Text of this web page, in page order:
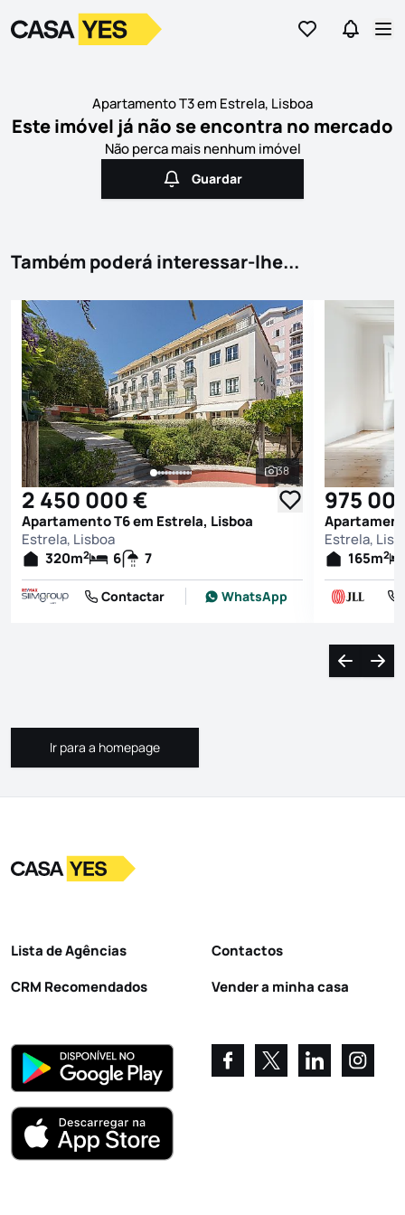
Ir para osIr para
LogoIr para a homepage
Apartamento T3 em Estrela, Lisboa
Este imóvel já não se encontra no mercado
Não perca mais nenhum imóvel
Guardar
Guardar
Também poderá interessar-lhe...
Ver todas as
38
2 450 000 €
Apartamento T6 em Estrela, Lisboa
Estrela, Lisboa
320m2 6 7
Contactar WhatsApp
975
Estrela,
165m2
Ir para a homepage
Ir para a homepage
LogoIr para a homepage
Lista de Agências
CRM Recomendados
Contactos
Vender a minha casa